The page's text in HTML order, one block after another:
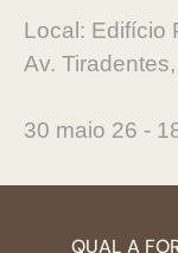
Local: Edifício
Av.
30 maio 26 -
QUAL A